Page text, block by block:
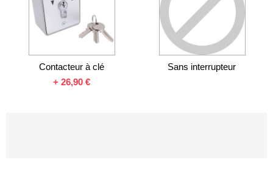
Contacteur à clé
+ 26,90 €
Sans interrupteur